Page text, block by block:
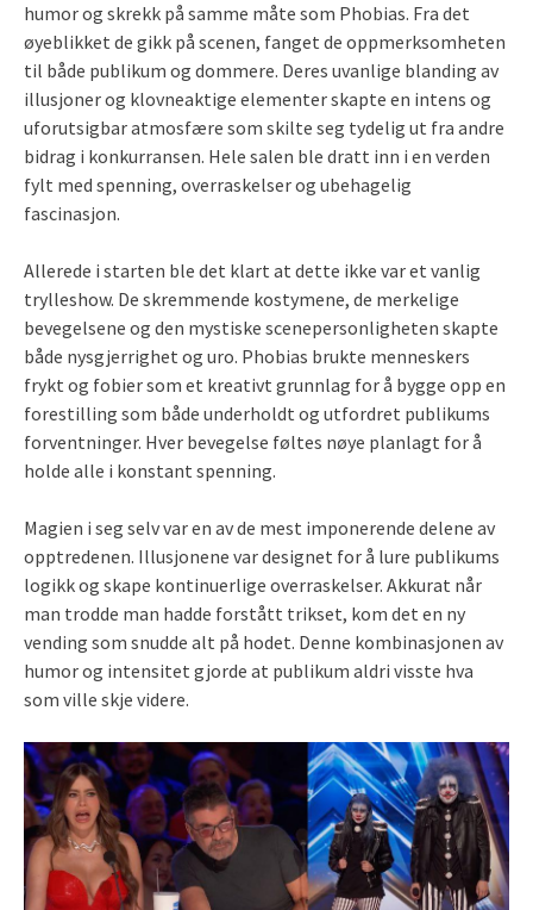
humor og skrekk på samme måte som Phobias. Fra det
øyeblikket de gikk på scenen, fanget de oppmerksomheten
til både publikum og dommere. Deres uvanlige blanding av
illusjoner og klovneaktige elementer skapte en intens og
uforutsigbar atmosfære som skilte seg tydelig ut fra andre
bidrag i konkurransen. Hele salen ble dratt inn i en verden
fylt med spenning, overraskelser og ubehagelig
fascinasjon.
Allerede i starten ble det klart at dette ikke var et vanlig
trylleshow. De skremmende kostymene, de merkelige
bevegelsene og den mystiske scenepersonligheten skapte
både nysgjerrighet og uro. Phobias brukte menneskers
frykt og fobier som et kreativt grunnlag for å bygge opp en
forestilling som både underholdt og utfordret publikums
forventninger. Hver bevegelse føltes nøye planlagt for å
holde alle i konstant spenning.
Magien i seg selv var en av de mest imponerende delene av
opptredenen. Illusjonene var designet for å lure publikums
logikk og skape kontinuerlige overraskelser. Akkurat når
man trodde man hadde forstått trikset, kom det en ny
vending som snudde alt på hodet. Denne kombinasjonen av
humor og intensitet gjorde at publikum aldri visste hva
som ville skje videre.